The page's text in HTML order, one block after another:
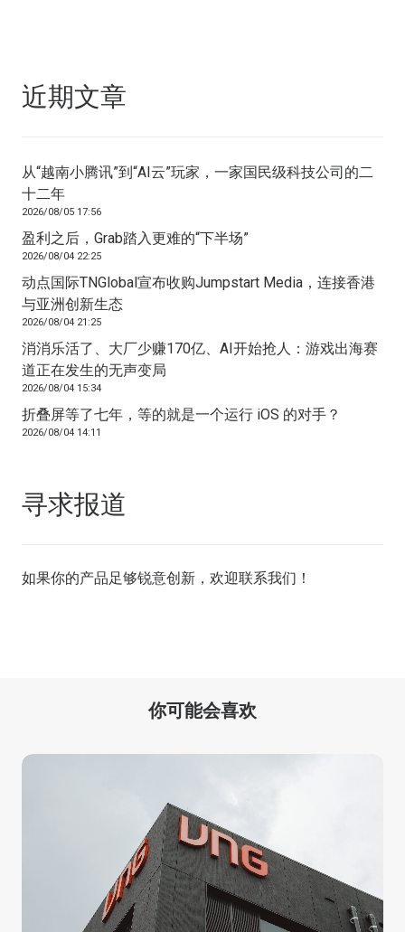
近期文章
从“越南小腾讯”到“AI云”玩家，一家国民级科技公司的二
十二年
2026/08/05 17:56
盈利之后，Grab踏入更难的“下半场”
2026/08/04 22:25
动点国际TNGlobal宣布收购Jumpstart Media，连接香港
与亚洲创新生态
2026/08/04 21:25
消消乐活了、大厂少赚170亿、AI开始抢人：游戏出海赛
道正在发生的无声变局
2026/08/04 15:34
折叠屏等了七年，等的就是一个运行 iOS 的对手？
2026/08/04 14:11
寻求报道
如果你的产品足够锐意创新，欢迎联系我们 ！
你可能会喜欢